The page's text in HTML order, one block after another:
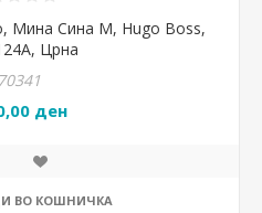
Мина Сина М, Hugo Boss,
Црна
ден
ВО КОШНИЧКА